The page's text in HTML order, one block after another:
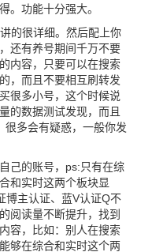
。功能十分强大。
的很详细。然后配上你
还有养号期间千万不要
内容，只要可以在搜索
，而且不要相互刷转发
很多小号，这个时候说
的数据测试发现，而且
很多会有疑惑，一般你发
的账号，ps:只有在综
和实时这两个板块显
博主认证、蓝V认证Q不
阅读量不断提升，找到
容，比如：别人在搜索
够在综合和实时这个两